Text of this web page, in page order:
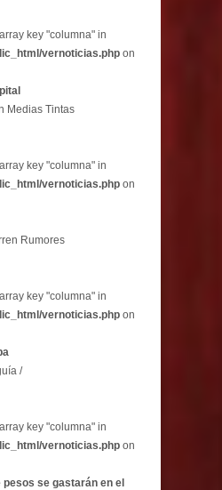
key "columna" in
vernoticias.php on
Medias Tintas
key "columna" in
vernoticias.php on
Rumores
key "columna" in
vernoticias.php on
/
key "columna" in
vernoticias.php on
se gastarán en el